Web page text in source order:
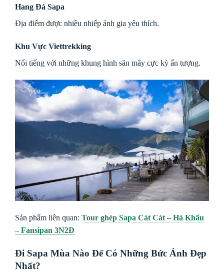
Hang Đá Sapa
Địa điểm được nhiều nhiếp ảnh gia yêu thích.
Khu Vực Viettrekking
Nổi tiếng với những khung hình săn mây cực kỳ ấn tượng.
Sản phẩm liên quan: Tour ghép Sapa Cát Cát – Hà Khẩu
– Fansipan 3N2Đ
Đi Sapa Mùa Nào Để Có Những Bức Ảnh Đẹp
Nhất?